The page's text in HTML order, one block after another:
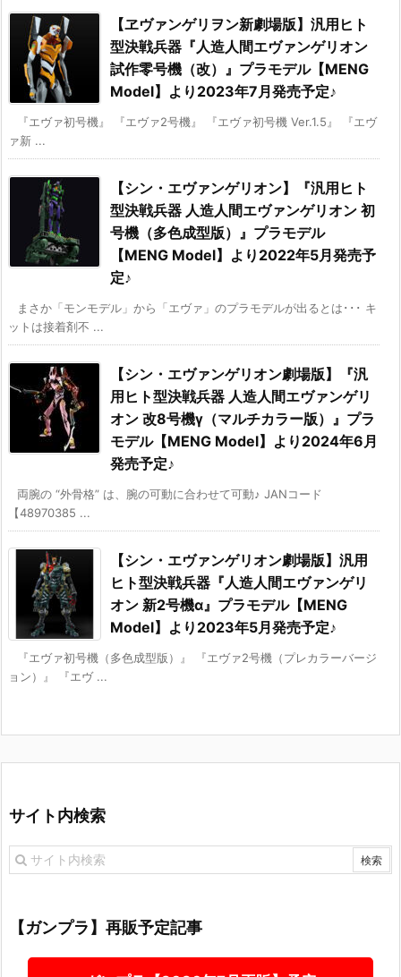
【ヱヴァンゲリヲン新劇場版】汎用ヒト
型決戦兵器『人造人間エヴァンゲリオン
試作零号機（改）』プラモデル【MENG
Model】より2023年7月発売予定♪
『エヴァ初号機』 『エヴァ2号機』 『エヴァ初号機 Ver.1.5』 『エヴ
ァ新 ...
【シン・エヴァンゲリオン】『汎用ヒト
型決戦兵器 人造人間エヴァンゲリオン 初
号機（多色成型版）』プラモデル
【MENG Model】より2022年5月発売予
定♪
まさか「モンモデル」から「エヴァ」のプラモデルが出るとは･･･ キ
ットは接着剤不 ...
【シン・エヴァンゲリオン劇場版】『汎
用ヒト型決戦兵器 人造人間エヴァンゲリ
オン 改8号機γ（マルチカラー版）』プラ
モデル【MENG Model】より2024年6月
発売予定♪
両腕の “外骨格” は、腕の可動に合わせて可動♪ JANコード
【48970385 ...
【シン・エヴァンゲリオン劇場版】汎用
ヒト型決戦兵器『人造人間エヴァンゲリ
オン 新2号機α』プラモデル【MENG
Model】より2023年5月発売予定♪
『エヴァ初号機（多色成型版）』 『エヴァ2号機（プレカラーバージ
ョン）』 『エヴ ...
サイト内検索
【ガンプラ】再販予定記事